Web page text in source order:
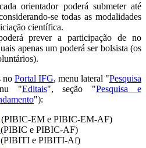
orientador poderá submeter até
se todas as modalidades
científica.
prever a participação de no
apenas um poderá ser bolsista (os
no Portal IFG, menu lateral "Pesquisa
"Editais", seção "Pesquisa e
"):
(PIBIC-EM e PIBIC-EM-AF)
(PIBIC e PIBIC-AF)
(PIBITI e PIBITI-Af)